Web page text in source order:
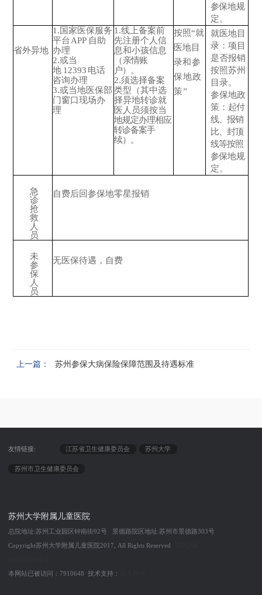
参保地规
定。
省外异地
1.国家医保服务
平台APP 自助
办理
2.或当
地 12393 电话
咨询办理
3.或当地医保部
门窗口现场办
理
1.线上备案前
先注册个人信
息和小孩信息
（亲情账
户）。
2.须选择备案
类型（其中选
择异地转诊就
医人员须按当
地规定办理相应
转诊备案手
续）。
按照“就
医地目
录和参
保地政
策”
就医地目
录：项目
是否报销
按照苏州
目录。
参保地政
策： 起付
线、报销
比、封顶
线等按照
参保地规
定。
急
诊
抢
救
人
员
自费后回参保地零星报销
未
参
保
人
员
无医保待遇，自费
上一篇： 苏州参保大病保险保障范围及待遇标准
友情链接: 江苏省卫生健康委员会 苏州大学
苏州市卫生健康委员会
苏州大学附属儿童医院
总院地址:苏州工业园区钟南街92号 景德路院区地址:苏州市景德路303号
Copyright苏州大学附属儿童医院2017, All Rights Reserved
本网站已被访问：7910648 技术支持：